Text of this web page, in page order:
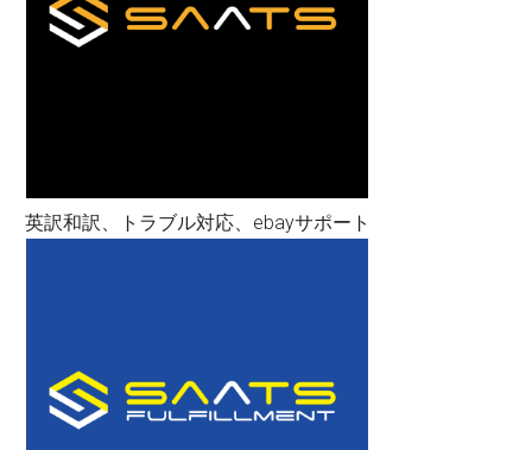
英訳和訳、トラブル対応、ebayサポート